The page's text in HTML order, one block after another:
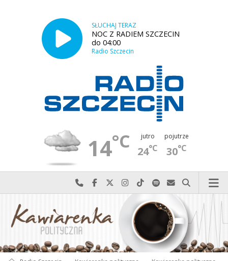
SŁUCHAJ TERAZ
NOC Z RADIEM SZCZECIN
do 04:00
Radio Szczecin
14°C jutro
24°C
pojutrze
30°C
Najlepiej po prostu do nas zadzwoń
Odwiedź nas na Facebook-u
Odwiedź nas na X
Odwiedź nas na Instagram-ie
Odwiedź nas na TikTok-u
Szukaj nas na Spotify
Wyślij do nas
Szukaj